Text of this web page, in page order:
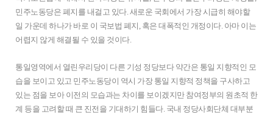
민주노동당은 폐지를 내걸고 있다. 새로운 국회에서 가장 시급히 해야할
일 가운데 하나가 바로 이 국보법 폐지, 혹은 대폭적인 개정이다. 아마 이는
어렵지 않게 해결될 수 있을 것이다.
통일영역에서 열린우리당이 다른 기성 정당보다 약간은 통일 지향적인 모
습을 보이고 있고 민주노동당이 역시 가장 통일 지향적 정책을 구사하고
있는 점을 보아 이전의 모습과는 차이를 보이겠지만 참여정부의 원초적 한
계 등을 고려할 때 큰 진전을 기대하기 힘들다. 국내 정당사회단체 대부분